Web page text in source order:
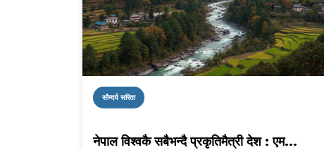
सौन्दर्य सरिता
नेपाल विश्वकै सबैभन्दै प्रकृतिमैत्री देश : एम...